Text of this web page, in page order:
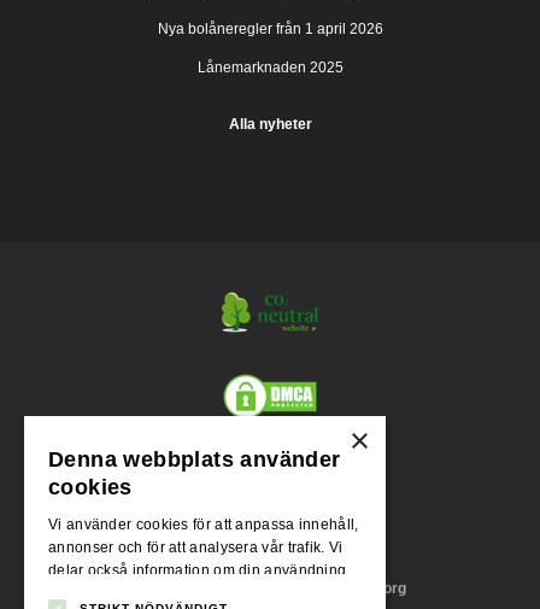
Nya bolåneregler från 1 april 2026
Lånemarknaden 2025
Alla nyheter
Org.nr.
Adress
Stora Badhusgatan 18, 411 21 Göteborg
×
Denna webbplats använder
cookies
Vi använder cookies för att anpassa innehåll,
annonser och för att analysera vår trafik. Vi
delar också information om din användning